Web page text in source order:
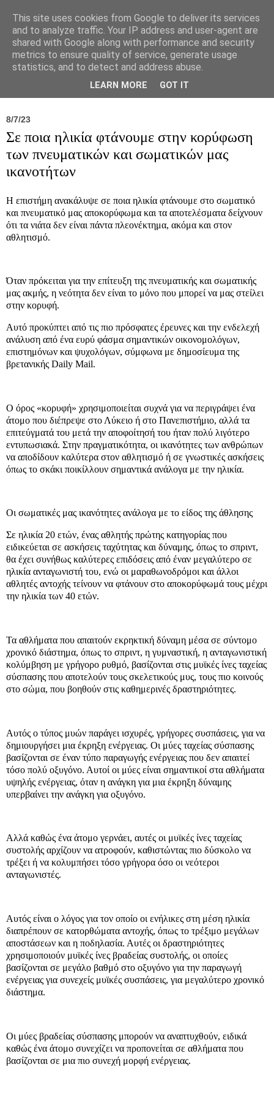
Σύλλογος Ιπποκράτειος
8/7/23
Σε ποια ηλικία φτάνουμε στην κορύφωση
των πνευματικών και σωματικών μας
ικανοτήτων
Η επιστήμη ανακάλυψε σε ποια ηλικία φτάνουμε στο σωματικό
και πνευματικό μας αποκορύφωμα και τα αποτελέσματα δείχνουν
ότι τα νιάτα δεν είναι πάντα πλεονέκτημα, ακόμα και στον
αθλητισμό.
Όταν πρόκειται για την επίτευξη της πνευματικής και σωματικής
μας ακμής, η νεότητα δεν είναι το μόνο που μπορεί να μας στείλει
στην κορυφή.
Αυτό προκύπτει από τις πιο πρόσφατες έρευνες και την ενδελεχή
ανάλυση από ένα ευρύ φάσμα σημαντικών οικονομολόγων,
επιστημόνων και ψυχολόγων, σύμφωνα με δημοσίευμα της
βρετανικής Daily Mail.
Ο όρος «κορυφή» χρησιμοποιείται συχνά για να περιγράψει ένα
άτομο που διέπρεψε στο Λύκειο ή στο Πανεπιστήμιο, αλλά τα
επιτεύγματά του μετά την αποφοίτησή του ήταν πολύ λιγότερο
εντυπωσιακά. Στην πραγματικότητα, οι ικανότητες των ανθρώπων
να αποδίδουν καλύτερα στον αθλητισμό ή σε γνωστικές ασκήσεις
όπως το σκάκι ποικίλλουν σημαντικά ανάλογα με την ηλικία.
Οι σωματικές μας ικανότητες ανάλογα με το είδος της άθλησης
Σε ηλικία 20 ετών, ένας αθλητής πρώτης κατηγορίας που
ειδικεύεται σε ασκήσεις ταχύτητας και δύναμης, όπως το σπριντ,
θα έχει συνήθως καλύτερες επιδόσεις από έναν μεγαλύτερο σε
ηλικία ανταγωνιστή του, ενώ οι μαραθωνοδρόμοι και άλλοι
αθλητές αντοχής τείνουν να φτάνουν στο αποκορύφωμά τους μέχρι
την ηλικία των 40 ετών.
Τα αθλήματα που απαιτούν εκρηκτική δύναμη μέσα σε σύντομο
χρονικό διάστημα, όπως το σπριντ, η γυμναστική, η ανταγωνιστική
κολύμβηση με γρήγορο ρυθμό, βασίζονται στις μυϊκές ίνες ταχείας
σύσπασης που αποτελούν τους σκελετικούς μυς, τους πιο κοινούς
στο σώμα, που βοηθούν στις καθημερινές δραστηριότητες.
Αυτός ο τύπος μυών παράγει ισχυρές, γρήγορες συσπάσεις, για να
δημιουργήσει μια έκρηξη ενέργειας. Οι μύες ταχείας σύσπασης
βασίζονται σε έναν τύπο παραγωγής ενέργειας που δεν απαιτεί
τόσο πολύ οξυγόνο. Αυτοί οι μύες είναι σημαντικοί στα αθλήματα
υψηλής ενέργειας, όταν η ανάγκη για μια έκρηξη δύναμης
υπερβαίνει την ανάγκη για οξυγόνο.
Αλλά καθώς ένα άτομο γερνάει, αυτές οι μυϊκές ίνες ταχείας
συστολής αρχίζουν να ατροφούν, καθιστώντας πιο δύσκολο να
τρέξει ή να κολυμπήσει τόσο γρήγορα όσο οι νεότεροι
ανταγωνιστές.
Αυτός είναι ο λόγος για τον οποίο οι ενήλικες στη μέση ηλικία
διαπρέπουν σε κατορθώματα αντοχής, όπως το τρέξιμο μεγάλων
αποστάσεων και η ποδηλασία. Αυτές οι δραστηριότητες
χρησιμοποιούν μυϊκές ίνες βραδείας συστολής, οι οποίες
βασίζονται σε μεγάλο βαθμό στο οξυγόνο για την παραγωγή
ενέργειας για συνεχείς μυϊκές συσπάσεις, για μεγαλύτερο χρονικό
διάστημα.
Οι μύες βραδείας σύσπασης μπορούν να αναπτυχθούν, ειδικά
καθώς ένα άτομο συνεχίζει να προπονείται σε αθλήματα που
βασίζονται σε μια πιο συνεχή μορφή ενέργειας.
This site uses cookies from Google to deliver its services
and to analyze traffic. Your IP address and user-agent are
shared with Google along with performance and security
metrics to ensure quality of service, generate usage
statistics, and to detect and address abuse.
LEARN MORE GOT IT